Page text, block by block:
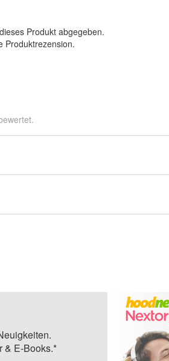
Produkt abgegeben.
Produktrezension.
& E-Books.*